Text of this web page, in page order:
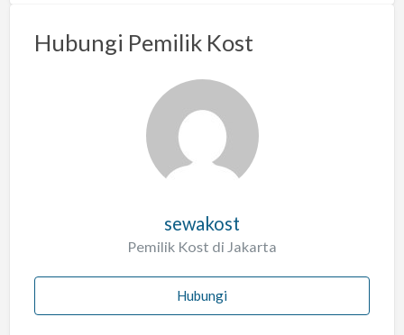
Hubungi Pemilik Kost
sewakost
Pemilik Kost di Jakarta
Hubungi